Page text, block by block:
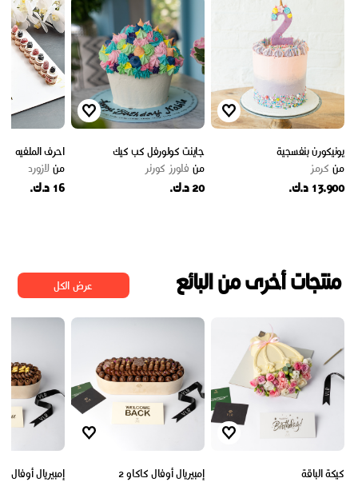
يونيكورن بنفسجية
من كرمز
13.900 د.ك.
جاينت كولورفل كب كيك
من فلورز كورنر
20 د.ك.
احرف الملفيه
من لازورد
16 د.ك.
منتجات أخرى من البائع عرض الكل
كيكة الباقة إمبيريال أوفال كاكاو 2 إمبيريال أوفال